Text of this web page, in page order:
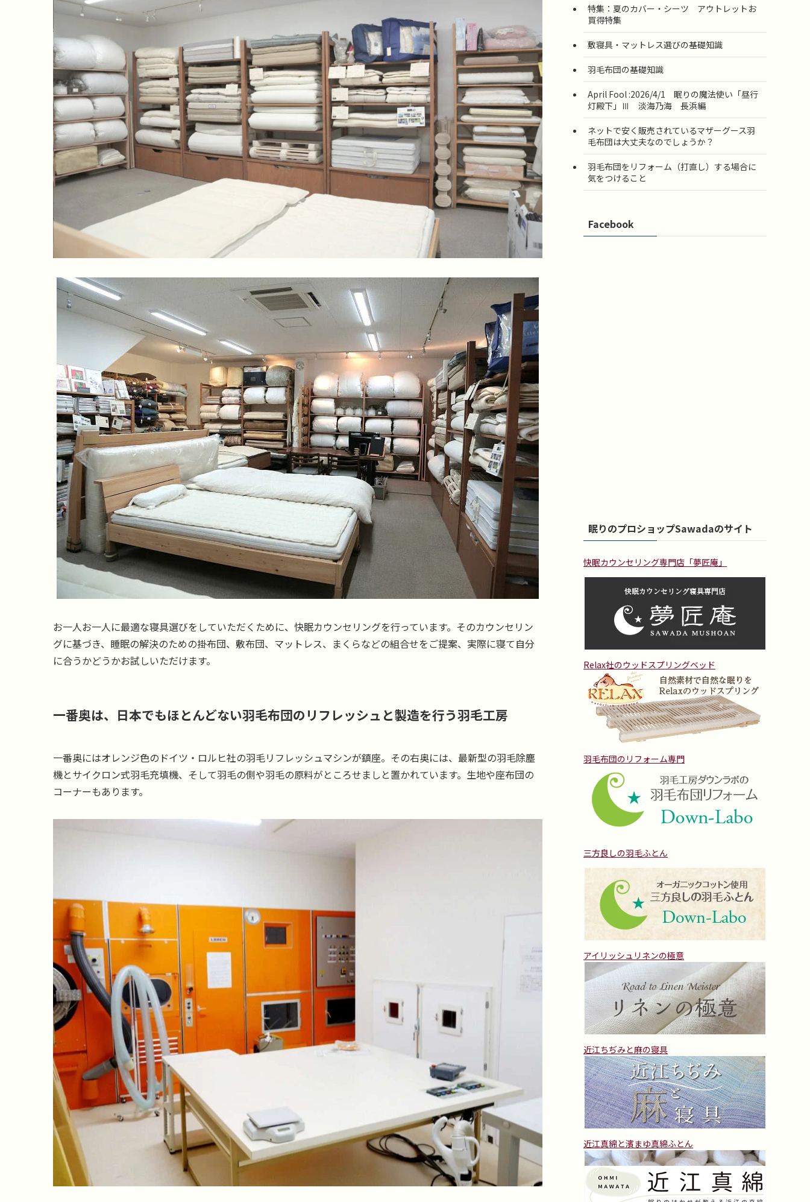
お一人お一人に最適な寝具選びをしていただくために、快眠カウンセリングを行っています。そのカウンセリン
グに基づき、睡眠の解決のための掛布団、敷布団、マットレス、まくらなどの組合せをご提案、実際に寝て自分
に合うかどうかお試しいただけます。
一番奥は、日本でもほとんどない羽毛布団のリフレッシュと製造を行う羽毛工房
一番奥にはオレンジ色のドイツ・ロルヒ社の羽毛リフレッシュマシンが鎮座。その右奥には、最新型の羽毛除塵
機とサイクロン式羽毛充填機、そして羽毛の側や羽毛の原料がところせましと置かれています。生地や座布団の
コーナーもあります。
特集：夏のカバー・シーツ アウトレットお
買得特集
敷寝具・マットレス選びの基礎知識
羽毛布団の基礎知識
April Fool :2026/4/1 眠りの魔法使い「昼行
灯殿下」Ⅲ 淡海乃海 長浜編
ネットで安く販売されているマザーグース羽
毛布団は大丈夫なのでしょうか？
羽毛布団をリフォーム（打直し）する場合に
気をつけること
Facebook
眠りのプロショップSawadaのサイト
快眠カウンセリング専門店「夢匠庵」
Relax社のウッドスプリングベッド
羽毛布団のリフォーム専門
三方良しの羽毛ふとん
アイリッシュリネンの極意
近江ちぢみと麻の寝具
近江真綿と濱まゆ真綿ふとん